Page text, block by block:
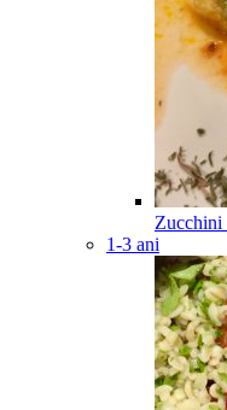
Zucchini
1-3 ani